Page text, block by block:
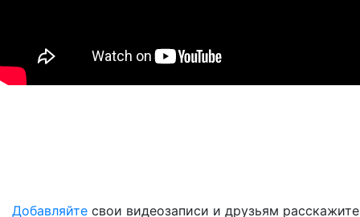
Добавляйте свои видеозаписи и друзьям